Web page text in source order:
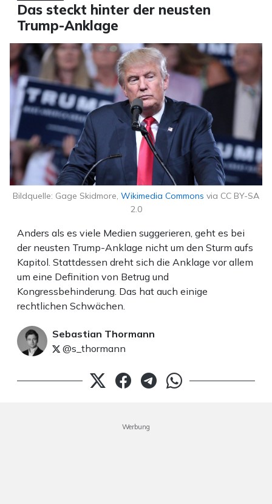
Das steckt hinter der neusten
Trump-Anklage
Anders als es viele Medien suggerieren, geht es bei
der neusten Trump-Anklage nicht um den Sturm aufs
Kapitol. Stattdessen dreht sich die Anklage vor allem
um eine Definition von Betrug und
Kongressbehinderung. Das hat auch einige
rechtlichen Schwächen.
Sebastian Thormann
@s_thormann
Bildquelle: Gage Skidmore, Wikimedia Commons via CC BY-SA
2.0
Werbung